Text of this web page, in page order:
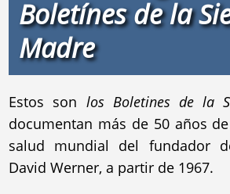
Boletínes de la
Madre
Estos son los Boletines de la
documentan más de 50 años
salud mundial del fundador
David Werner, a partir de 1967.